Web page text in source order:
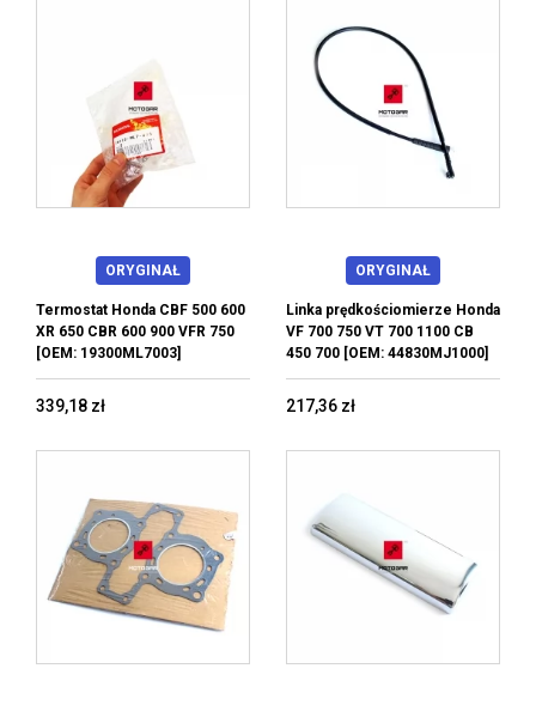
ORYGINAŁ
Termostat Honda CBF 500 600
XR 650 CBR 600 900 VFR 750
[OEM: 19300ML7003]
339,18 zł
ORYGINAŁ
Linka prędkościomierze Honda
VF 700 750 VT 700 1100 CB
450 700 [OEM: 44830MJ1000]
217,36 zł